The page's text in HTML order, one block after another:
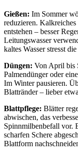
Gießen: Im Sommer
reduzieren.
entstehen – besser
Leitungswasser
kaltes Wasser stresst
Düngen: Von April bis
Palmendünger oder
Im Winter pausieren.
Blattränder – lieber
Blattpflege: Blätter
abwischen, das
Spinnmilbenbefall vor.
scharfen Schere
Blattform